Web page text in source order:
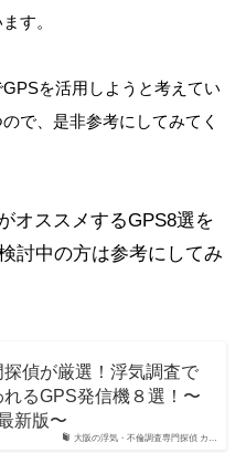
す。
を活用しようと考えてい
で、是非参考にしてみてく
オススメするGPS8選を
討中の方は参考にしてみ
大阪の浮気・不倫調査専門探偵 カ…
偵が厳選！浮気調査で
れるGPS発信機８選！〜
新版〜